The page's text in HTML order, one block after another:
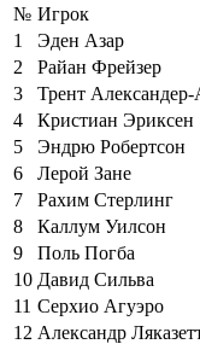
№ Игрок
1
Эден Азар
2
Райан Фрейзер
3
Трент
4
Кристиан Эриксен
5
Эндрю Робертсон
6
Лерой Зане
7
Рахим Стерлинг
8
Каллум Уилсон
9
Поль Погба
10 Давид Сильва
11 Серхио Агуэро
12 Александр